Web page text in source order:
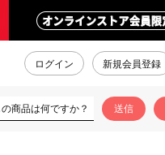
ログイン 新規会員登録